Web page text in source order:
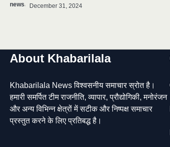
news December 31, 2024
About Khabarilala
Khabarilala News विश्वसनीय समाचार स्रोत है।
हमारी समर्पित टीम राजनीति, व्यापार, प्रौद्योगिकी, मनोरंजन
और अन्य विभिन्न क्षेत्रों में सटीक और निष्पक्ष समाचार
प्रस्तुत करने के लिए प्रतिबद्ध है।